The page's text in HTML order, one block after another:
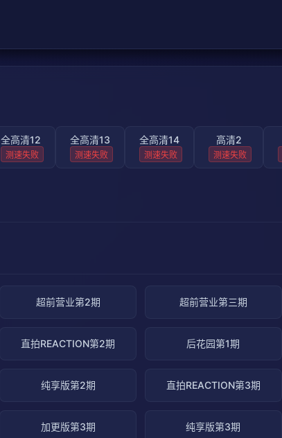
全高清12
测速失败
全高清13
测速失败
全高清14
测速失败
高清2
测速失败
超前营业第2期 超前营业第三期
直拍REACTION第2期 后花园第1期
纯享版第2期 直拍REACTION第3期
加更版第3期 纯享版第3期